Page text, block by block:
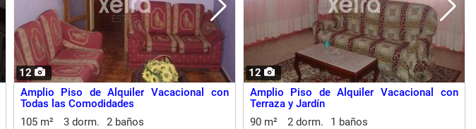
12
Amplio Piso de Alquiler Vacacional con
Todas las Comodidades
105 m²
3 dorm. 2 baños
12
Amplio Piso de Alquiler Vacacional con
Terraza y Jardín
90 m²
2 dorm. 1 baños